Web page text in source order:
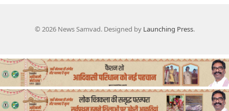
© 2026 News Samvad. Designed by Launching Press.